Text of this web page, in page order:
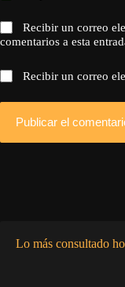
Recibir un correo
comentarios a esta
Recibir un correo
Publicar el
Lo más consultado